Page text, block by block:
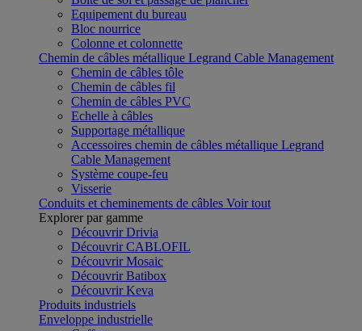
Equipement du bureau
Bloc nourrice
Colonne et colonnette
Chemin de câbles métallique Legrand Cable Management
Chemin de câbles tôle
Chemin de câbles fil
Chemin de câbles PVC
Echelle à câbles
Supportage métallique
Accessoires chemin de câbles métallique Legrand
Cable Management
Système coupe-feu
Visserie
Conduits et cheminements de câbles Voir tout
Explorer par gamme
Découvrir Drivia
Découvrir CABLOFIL
Découvrir Mosaic
Découvrir Batibox
Découvrir Keva
Produits industriels
Enveloppe industrielle